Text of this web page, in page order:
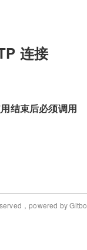
连接
结束后必须调用
，powered by